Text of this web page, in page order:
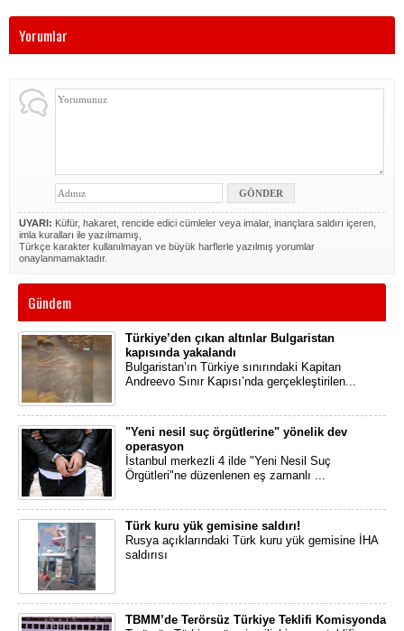
Yorumlar
UYARI: Küfür, hakaret, rencide edici cümleler veya imalar, inançlara saldırı içeren,
imla kuralları ile yazılmamış,
Türkçe karakter kullanılmayan ve büyük harflerle yazılmış yorumlar
onaylanmamaktadır.
Gündem
Türkiye’den çıkan altınlar Bulgaristan
kapısında yakalandı
Bulgaristan’ın Türkiye sınırındaki Kapitan
Andreevo Sınır Kapısı’nda gerçekleştirilen...
"Yeni nesil suç örgütlerine" yönelik dev
operasyon
İstanbul merkezli 4 ilde "Yeni Nesil Suç
Örgütleri"ne düzenlenen eş zamanlı ...
Türk kuru yük gemisine saldırı!
Rusya açıklarındaki Türk kuru yük gemisine İHA
saldırısı
TBMM’de Terörsüz Türkiye Teklifi Komisyonda